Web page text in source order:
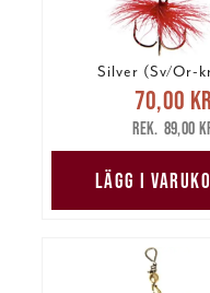
Silver (Sv/Or-
70,00 kr
89,00
70,00 kr
89,00
LÄGG I